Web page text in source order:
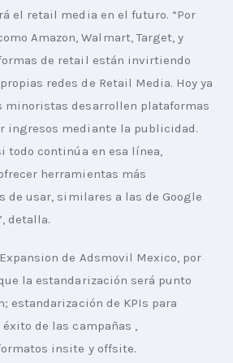
el retail media en el futuro. “Por
Amazon, Walmart, Target, y
de retail están invirtiendo
redes de Retail Media. Hoy ya
minoristas desarrollen plataformas
ingresos mediante la publicidad.
todo continúa en esa línea,
herramientas más
de usar, similares a las de Google
detalla.
de Adsmovil Mexico, por
la estandarización será punto
estandarización de KPIs para
de las campañas ,
insite y offsite.